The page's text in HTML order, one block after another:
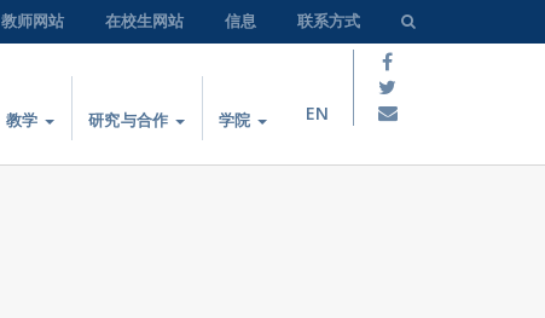
教师网站 在校生网站 信息 联系方式
教学 研究与合作 学院 EN